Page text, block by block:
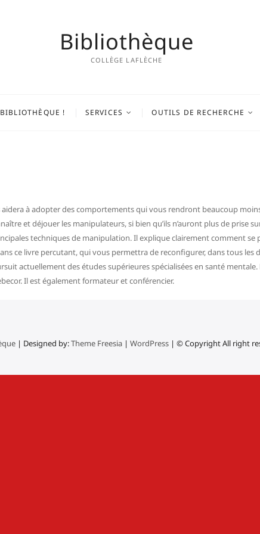
Bibliothèque
COLLÈGE LAFLÈCHE
! SERVICES OUTILS DE RECHERCHE
aidera à adopter des comportements qui vous rendront beaucoup
et déjouer les manipulateurs, si bien qu’ils n’auront plus de prise
techniques de manipulation. Il explique clairement comment
ce livre percutant, qui vous permettra de reconfigurer, dans tous les
actuellement des études supérieures spécialisées en santé
Il est également formateur et conférencier.
| Designed by:Theme Freesia | WordPress | © Copyright All right